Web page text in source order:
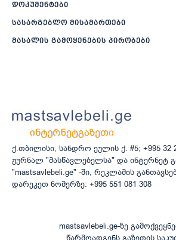
დოკუმენტები
სასარგებლო მისამართები
მასალის გამოყენების პირობები
ქ.თბილისი, სანდრო ეულის ქ. #5; +995 32
ჟურნალ "მასწავლებელსა" და ინტერნეტ
"mastsavlebeli.ge" -ში, რეკლამის
დარეკეთ ნომერზე: +995 551 081 308
mastsavlebeli.ge-ზე